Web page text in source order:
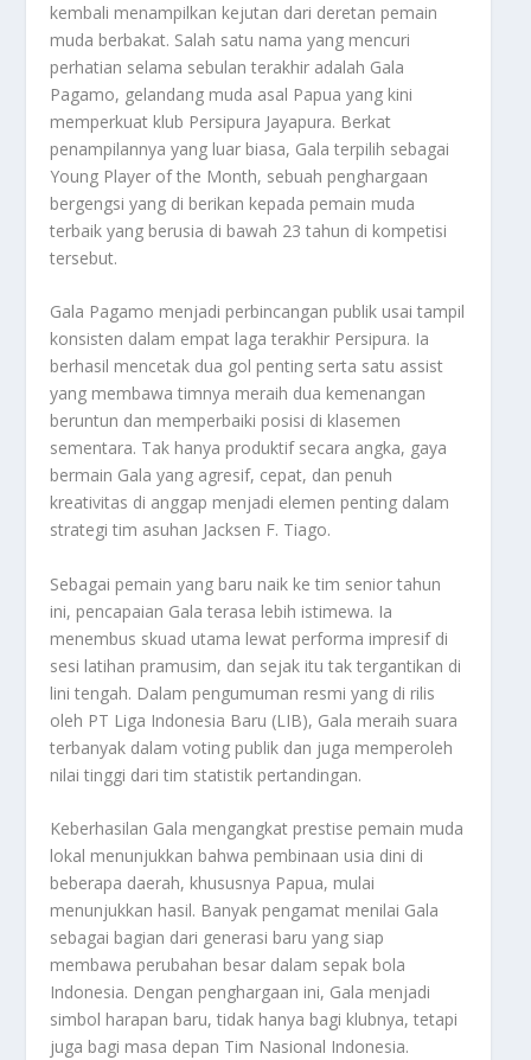
kembali menampilkan kejutan dari deretan pemain
muda berbakat. Salah satu nama yang mencuri
perhatian selama sebulan terakhir adalah Gala
Pagamo, gelandang muda asal Papua yang kini
memperkuat klub Persipura Jayapura. Berkat
penampilannya yang luar biasa, Gala terpilih sebagai
Young Player of the Month, sebuah penghargaan
bergengsi yang di berikan kepada pemain muda
terbaik yang berusia di bawah 23 tahun di kompetisi
tersebut.
Gala Pagamo menjadi perbincangan publik usai tampil
konsisten dalam empat laga terakhir Persipura. Ia
berhasil mencetak dua gol penting serta satu assist
yang membawa timnya meraih dua kemenangan
beruntun dan memperbaiki posisi di klasemen
sementara. Tak hanya produktif secara angka, gaya
bermain Gala yang agresif, cepat, dan penuh
kreativitas di anggap menjadi elemen penting dalam
strategi tim asuhan Jacksen F. Tiago.
Sebagai pemain yang baru naik ke tim senior tahun
ini, pencapaian Gala terasa lebih istimewa. Ia
menembus skuad utama lewat performa impresif di
sesi latihan pramusim, dan sejak itu tak tergantikan di
lini tengah. Dalam pengumuman resmi yang di rilis
oleh PT Liga Indonesia Baru (LIB), Gala meraih suara
terbanyak dalam voting publik dan juga memperoleh
nilai tinggi dari tim statistik pertandingan.
Keberhasilan Gala mengangkat prestise pemain muda
lokal menunjukkan bahwa pembinaan usia dini di
beberapa daerah, khususnya Papua, mulai
menunjukkan hasil. Banyak pengamat menilai Gala
sebagai bagian dari generasi baru yang siap
membawa perubahan besar dalam sepak bola
Indonesia. Dengan penghargaan ini, Gala menjadi
simbol harapan baru, tidak hanya bagi klubnya, tetapi
juga bagi masa depan Tim Nasional Indonesia.